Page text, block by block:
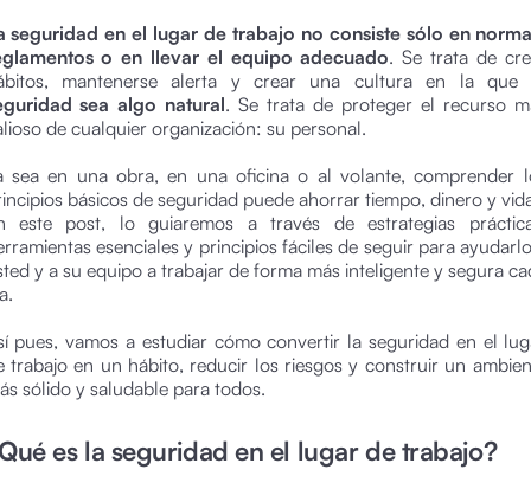
seguridad en el lugar de trabajo no consiste sólo en
o en llevar el equipo adecuado. Se trata de
mantenerse alerta y crear una cultura en la que
sea algo natural. Se trata de proteger el recurso
de cualquier organización: su personal.
sea en una obra, en una oficina o al volante, comprender
básicos de seguridad puede ahorrar tiempo, dinero y
este post, lo guiaremos a través de estrategias
esenciales y principios fáciles de seguir para
y a su equipo a trabajar de forma más inteligente y segura
pues, vamos a estudiar cómo convertir la seguridad en el
trabajo en un hábito, reducir los riesgos y construir un
sólido y saludable para todos.
es la seguridad en el lugar de trabajo?